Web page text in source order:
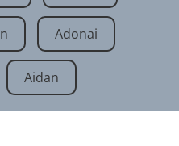
Adonai
Aidan